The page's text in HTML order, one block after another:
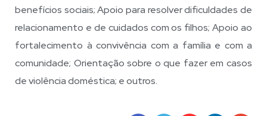
benefícios sociais; Apoio para resolver dificuldades de
relacionamento e de cuidados com os filhos; Apoio ao
fortalecimento à convivência com a família e com a
comunidade; Orientação sobre o que fazer em casos
de violência doméstica; e outros.